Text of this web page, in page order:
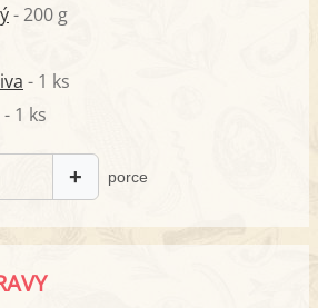
- 200 g
- 1 ks
- 1 ks
+ porce